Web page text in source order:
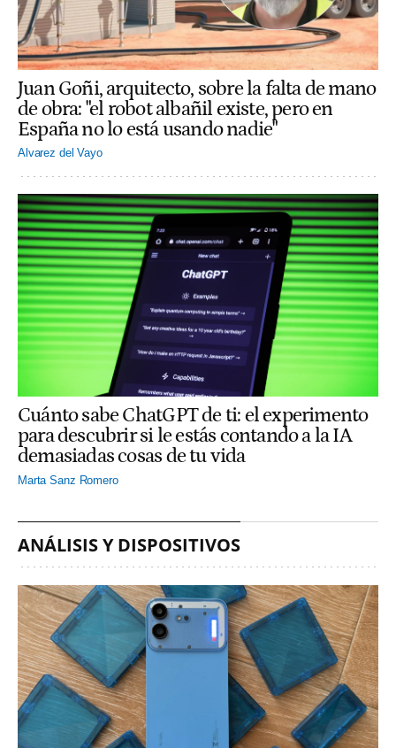
Juan Goñi, arquitecto, sobre la falta de mano
de obra: "el robot albañil existe, pero en
España no lo está usando nadie"
Alvarez del Vayo
Cuánto sabe ChatGPT de ti: el experimento
para descubrir si le estás contando a la IA
demasiadas cosas de tu vida
Marta Sanz Romero
ANÁLISIS Y DISPOSITIVOS